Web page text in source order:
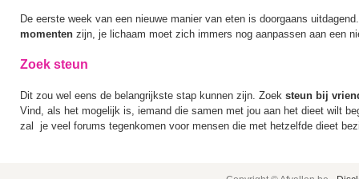
De eerste week van een nieuwe manier van eten is doorgaans
momenten zijn, je lichaam moet zich immers nog aanpassen aan een
Zoek steun
Dit zou wel eens de belangrijkste stap kunnen zijn. Zoek steun bij
Vind, als het mogelijk is, iemand die samen met jou aan het dieet wilt
zal je veel forums tegenkomen voor mensen die met hetzelfde dieet